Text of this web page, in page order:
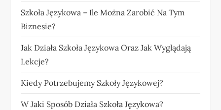
Szkoła Językowa – Ile Można Zarobić Na Tym
Biznesie?
Jak Działa Szkoła Językowa Oraz Jak Wyglądają
Lekcje?
Kiedy Potrzebujemy Szkoły Językowej?
W Jaki Sposób Działa Szkoła Językowa?